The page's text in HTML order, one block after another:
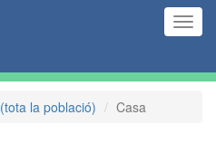
(tota la població) Casa